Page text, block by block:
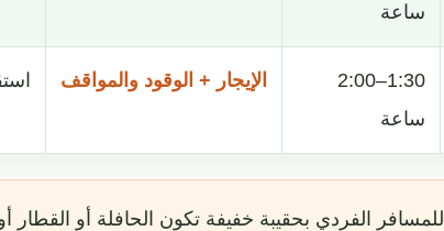
ساعة
1:30–2:00
ساعة
الإيجار + الوقود والمواقف
للمسافر الفردي بحقيبة خفيفة تكون الحافلة أو القطار